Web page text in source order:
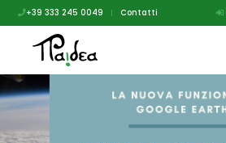
+39 333 245 0049 | Contatti